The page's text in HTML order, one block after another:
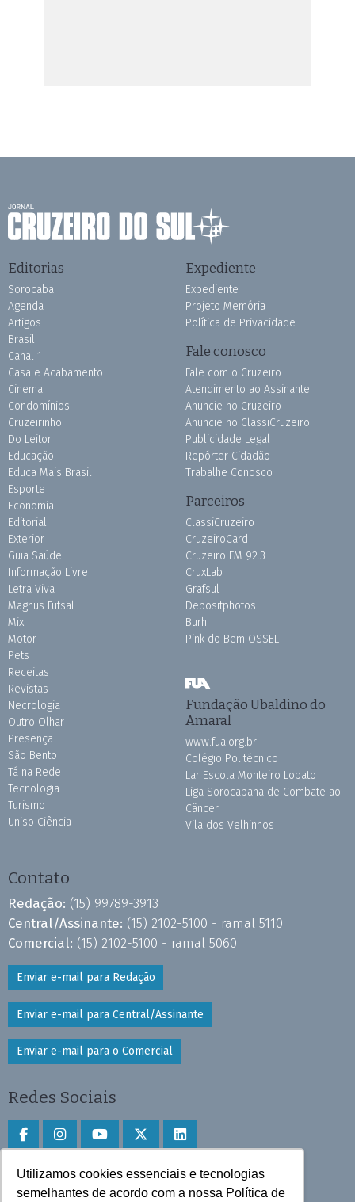
Utilizamos cookies essenciais e tecnologias
semelhantes de acordo com a nossa Política de
Editorias
Sorocaba
Agenda
Artigos
Brasil
Canal 1
Casa e Acabamento
Cinema
Condomínios
Cruzeirinho
Do Leitor
Educação
Educa Mais Brasil
Esporte
Economia
Editorial
Exterior
Guia Saúde
Informação Livre
Letra Viva
Magnus Futsal
Mix
Motor
Pets
Receitas
Revistas
Necrologia
Outro Olhar
Presença
São Bento
Tá na Rede
Tecnologia
Turismo
Uniso Ciência
Expediente
Expediente
Projeto Memória
Política de Privacidade
Fale conosco
Fale com o Cruzeiro
Atendimento ao Assinante
Anuncie no Cruzeiro
Anuncie no ClassiCruzeiro
Publicidade Legal
Repórter Cidadão
Trabalhe Conosco
Parceiros
ClassiCruzeiro
CruzeiroCard
Cruzeiro FM 92.3
CruxLab
Grafsul
Depositphotos
Burh
Pink do Bem OSSEL
Fundação Ubaldino do
Amaral
www.fua.org.br
Colégio Politécnico
Lar Escola Monteiro Lobato
Liga Sorocabana de Combate ao
Câncer
Vila dos Velhinhos
Contato
Redação: (15) 99789-3913
Central/Assinante: (15) 2102-5100 - ramal 5110
Comercial: (15) 2102-5100 - ramal 5060
Enviar e-mail para Redação
Enviar e-mail para Central/Assinante
Enviar e-mail para o Comercial
Redes Sociais
Faça download do aplicativo